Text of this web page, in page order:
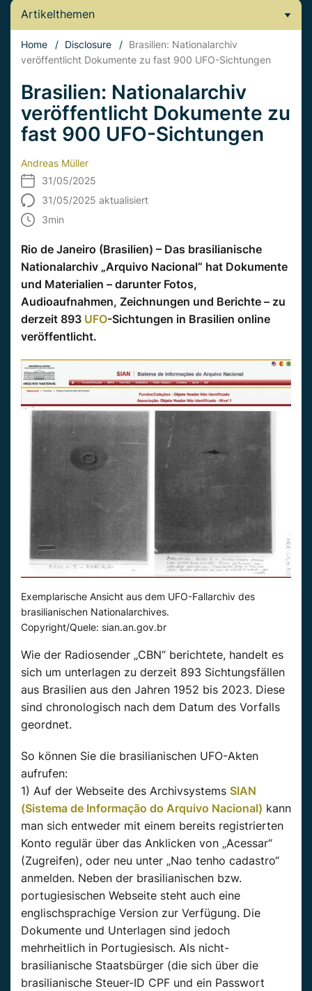
Artikelthemen
Home / Disclosure / Brasilien: Nationalarchiv
veröffentlicht Dokumente zu fast 900 UFO-Sichtungen
Brasilien: Nationalarchiv
veröffentlicht Dokumente zu
fast 900 UFO-Sichtungen
Andreas Müller
31/05/2025
31/05/2025 aktualisiert
3min
Rio de Janeiro (Brasilien) – Das brasilianische
Nationalarchiv „Arquivo Nacional“ hat Dokumente
und Materialien – darunter Fotos,
Audioaufnahmen, Zeichnungen und Berichte – zu
derzeit 893 UFO-Sichtungen in Brasilien online
veröffentlicht.
Exemplarische Ansicht aus dem UFO-Fallarchiv des
brasilianischen Nationalarchives.
Copyright/Quele: sian.an.gov.br
Wie der Radiosender „CBN“ berichtete, handelt es
sich um unterlagen zu derzeit 893 Sichtungsfällen
aus Brasilien aus den Jahren 1952 bis 2023. Diese
sind chronologisch nach dem Datum des Vorfalls
geordnet.
So können Sie die brasilianischen UFO-Akten
aufrufen:
1) Auf der Webseite des Archivsystems SIAN
(Sistema de Informação do Arquivo Nacional) kann
man sich entweder mit einem bereits registrierten
Konto regulär über das Anklicken von „Acessar“
(Zugreifen), oder neu unter „Nao tenho cadastro“
anmelden. Neben der brasilianischen bzw.
portugiesischen Webseite steht auch eine
englischsprachige Version zur Verfügung. Die
Dokumente und Unterlagen sind jedoch
mehrheitlich in Portugiesisch. Als nicht-
brasilianische Staatsbürger (die sich über die
brasilianische Steuer-ID CPF und ein Passwort